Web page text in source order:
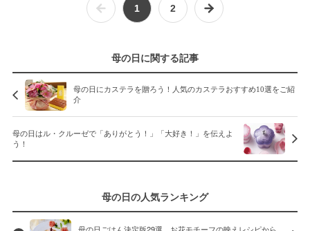
1 2
母の日に関する記事
母の日にカステラを贈ろう！人気のカステラおすすめ10選をご紹
介
母の日はル・クルーゼで「ありがとう！」「大好き！」を伝えよ
う！
母の日の人気ランキング
母の日ごはん決定版29選。お花モチーフの映えレシピから